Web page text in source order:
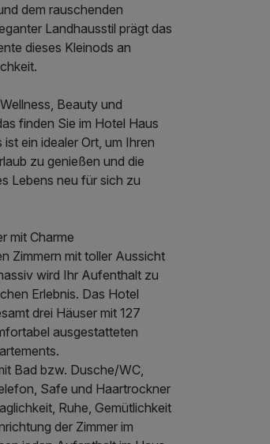
dem rauschenden
Landhausstil prägt das
dieses Kleinods an
Beauty und
finden Sie im Hotel Haus
ein idealer Ort, um Ihren
zu genießen und die
Lebens neu für sich zu
mit Charme
Zimmern mit toller Aussicht
wird Ihr Aufenthalt zu
Erlebnis. Das Hotel
drei Häuser mit 127
ausgestatteten
Bad bzw. Dusche/WC,
Safe und Haartrockner
Ruhe, Gemütlichkeit
der Zimmer im